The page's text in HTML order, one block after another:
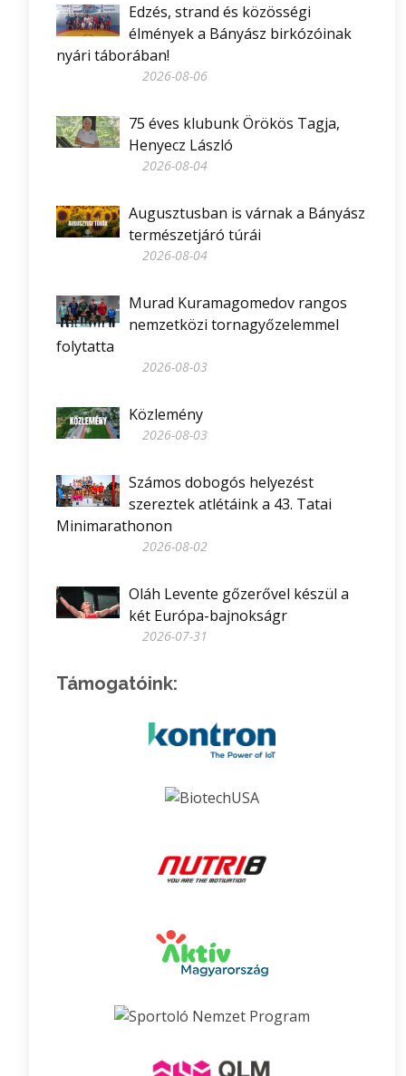
Edzés, strand és közösségi
élmények a Bányász birkózóinak
nyári táborában!
2026-08-06
75 éves klubunk Örökös Tagja,
Henyecz László
2026-08-04
Augusztusban is várnak a Bányász
természetjáró túrái
2026-08-04
Murad Kuramagomedov rangos
nemzetközi tornagyőzelemmel
folytatta
2026-08-03
Közlemény
2026-08-03
Számos dobogós helyezést
szereztek atlétáink a 43. Tatai
Minimarathonon
2026-08-02
Oláh Levente gőzerővel készül a
két Európa-bajnokságr
2026-07-31
Támogatóink: